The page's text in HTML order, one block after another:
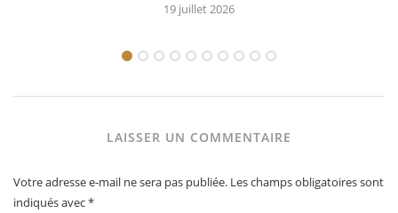
19 juillet 2026
LAISSER UN COMMENTAIRE
Votre adresse e-mail ne sera pas publiée. Les champs obligatoires sont
indiqués avec*